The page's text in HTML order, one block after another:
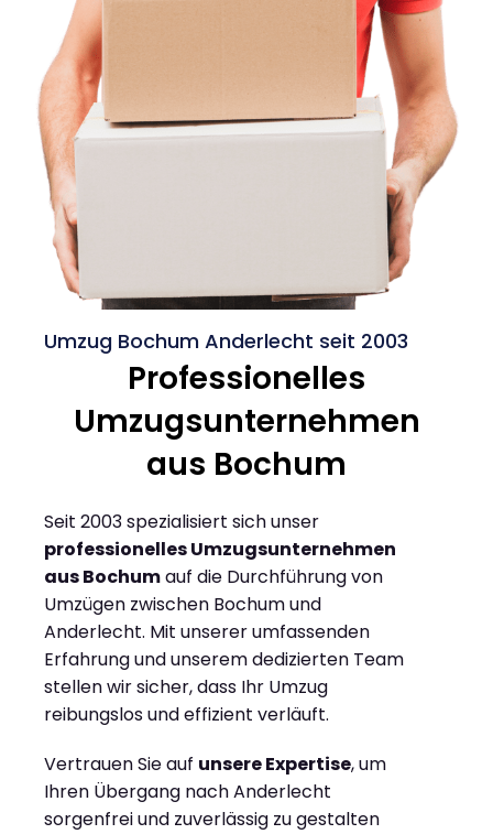
Umzug Bochum Anderlecht seit 2003
Professionelles
Umzugsunternehmen
aus Bochum
Seit 2003 spezialisiert sich unser
professionelles Umzugsunternehmen
aus Bochumauf die Durchführung von
Umzügen zwischen Bochum und
Anderlecht. Mit unserer umfassenden
Erfahrung und unserem dedizierten Team
stellen wir sicher, dass Ihr Umzug
reibungslos und effizient verläuft.
Vertrauen Sie auf unsere Expertise, um
Ihren Übergang nach Anderlecht
sorgenfrei und zuverlässig zu gestalten